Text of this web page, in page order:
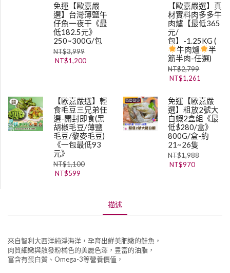
免運【歐嘉嚴
選】台灣薄鹽午
仔魚一夜干《最
低182.5元》
250~300G/包
NT$3,999
NT$1,200
【歐嘉嚴選】真
材實料肉多多牛
肉爐【最低365
元/
包】-1.25KG (
牛肉爐
半
筋半肉-任選)
NT$2,799
NT$1,261
【歐嘉嚴選】輕
食毛豆三兄弟任
選-開封即食(黑
胡椒毛豆/薄鹽
毛豆/黎麥毛豆)
《一包最低93
元》
NT$1,100
NT$599
免運【歐嘉嚴
選】粗放2號大
白蝦2盒組《最
低$280/盒》
800G/盒-約
21~26隻
NT$1,988
NT$970
描述
來自智利大西洋純淨海洋，孕育出鮮美肥嫩的鮭魚，
肉質細嫩與散發粉橘色的美麗色澤，豊富的油脂，
富含有蛋白質、Omega-3等營養價值，